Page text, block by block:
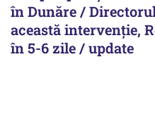
în Dunăre /
această intervenție,
în 5-6 zile / update